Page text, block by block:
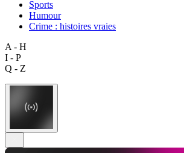
Sports
Humour
Crime : histoires vraies
A - H
I - P
Q - Z